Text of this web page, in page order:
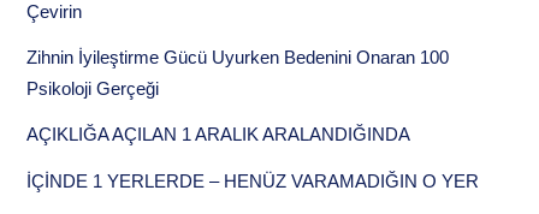
Çevirin
Zihnin İyileştirme Gücü Uyurken Bedenini Onaran 100
Psikoloji Gerçeği
AÇIKLIĞA AÇILAN 1 ARALIK ARALANDIĞINDA
İÇİNDE 1 YERLERDE – HENÜZ VARAMADIĞIN O YER